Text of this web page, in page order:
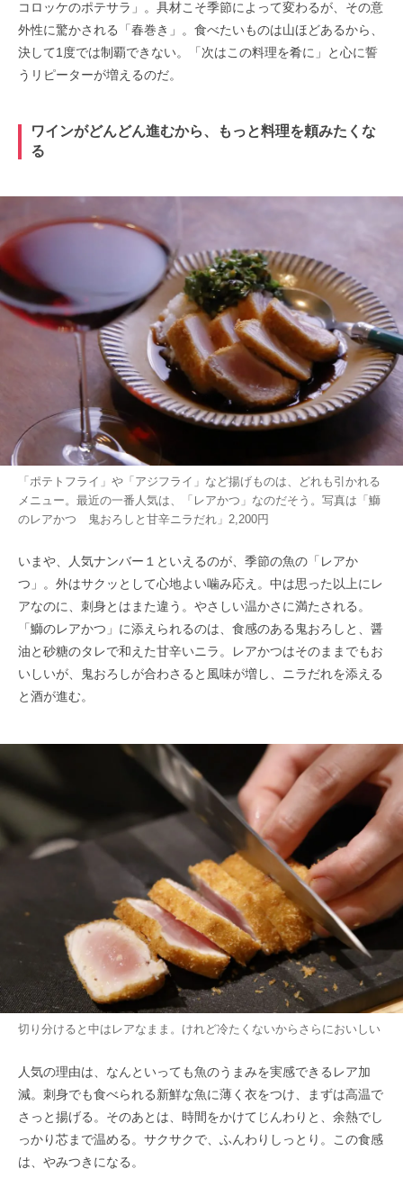
コロッケのポテサラ」。具材こそ季節によって変わるが、その意
外性に驚かされる「春巻き」。食べたいものは山ほどあるから、
決して1度では制覇できない。「次はこの料理を肴に」と心に誓
うリピーターが増えるのだ。
ワインがどんどん進むから、もっと料理を頼みたくな
る
「ポテトフライ」や「アジフライ」など揚げものは、どれも引かれる
メニュー。最近の一番人気は、「レアかつ」なのだそう。写真は「鰤
のレアかつ 鬼おろしと甘辛ニラだれ」2,200円
いまや、人気ナンバー１といえるのが、季節の魚の「レアか
つ」。外はサクッとして心地よい噛み応え。中は思った以上にレ
アなのに、刺身とはまた違う。やさしい温かさに満たされる。
「鰤のレアかつ」に添えられるのは、食感のある鬼おろしと、醤
油と砂糖のタレで和えた甘辛いニラ。レアかつはそのままでもお
いしいが、鬼おろしが合わさると風味が増し、ニラだれを添える
と酒が進む。
切り分けると中はレアなまま。けれど冷たくないからさらにおいしい
人気の理由は、なんといっても魚のうまみを実感できるレア加
減。刺身でも食べられる新鮮な魚に薄く衣をつけ、まずは高温で
さっと揚げる。そのあとは、時間をかけてじんわりと、余熱でし
っかり芯まで温める。サクサクで、ふんわりしっとり。この食感
は、やみつきになる。